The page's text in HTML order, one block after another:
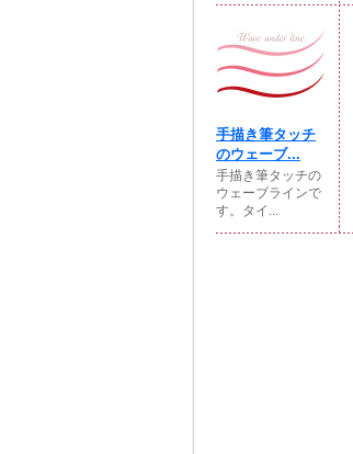
手描き筆タッチ
のウェーブ...
手描き筆タッチの
ウェーブラインで
す。タイ...